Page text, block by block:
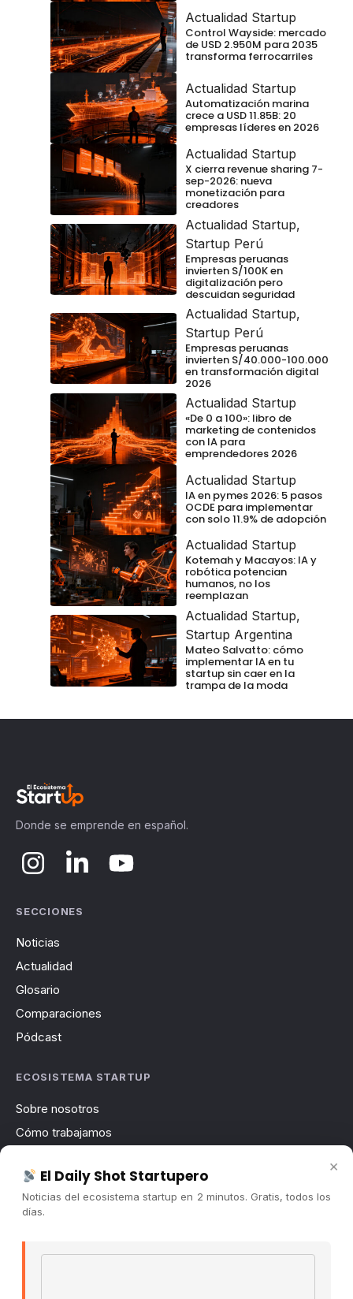
Actualidad Startup
Control Wayside: mercado
de USD 2.950M para 2035
transforma ferrocarriles
Actualidad Startup
Automatización marina
crece a USD 11.85B: 20
empresas líderes en 2026
Actualidad Startup
X cierra revenue sharing 7-
sep-2026: nueva
monetización para
creadores
Actualidad Startup,
Startup Perú
Empresas peruanas
invierten S/100K en
digitalización pero
descuidan seguridad
Actualidad Startup,
Startup Perú
Empresas peruanas
invierten S/40.000-100.000
en transformación digital
2026
Actualidad Startup
«De 0 a 100»: libro de
marketing de contenidos
con IA para
emprendedores 2026
Actualidad Startup
IA en pymes 2026: 5 pasos
OCDE para implementar
con solo 11.9% de adopción
Actualidad Startup
Kotemah y Macayos: IA y
robótica potencian
humanos, no los
reemplazan
Actualidad Startup,
Startup Argentina
Mateo Salvatto: cómo
implementar IA en tu
startup sin caer en la
trampa de la moda
Donde se emprende en español.
SECCIONES
Noticias
Actualidad
Glosario
Comparaciones
Pódcast
ECOSISTEMA STARTUP
Sobre nosotros
Cómo trabajamos
Contacto
Publicidad
×
El Daily Shot Startupero
Noticias del ecosistema startup en 2 minutos. Gratis, todos los
días.